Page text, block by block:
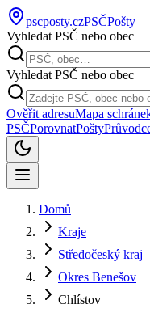
pscposty.czPSČPošty
Vyhledat PSČ nebo obec
Vyhledat PSČ nebo obec
Ověřit adresuMapa
PSČPorovnatPošty
Domů
Kraje
Středočeský kraj
Okres Benešov
Chlístov